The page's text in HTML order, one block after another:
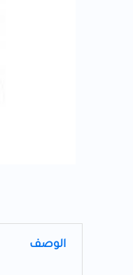
الوصف